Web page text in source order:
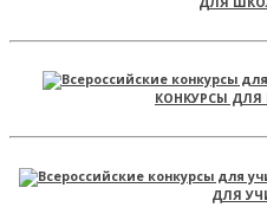
КОНКУРСЫ ДЛЯ
ДЛЯ